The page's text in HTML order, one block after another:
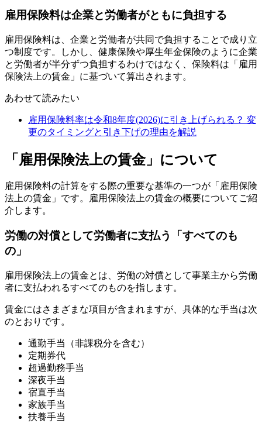
雇用保険料は企業と労働者がともに負担する
雇用保険料は、企業と労働者が共同で負担することで成り立
つ制度です。しかし、健康保険や厚生年金保険のように企業
と労働者が半分ずつ負担するわけではなく、保険料は「雇用
保険法上の賃金」に基づいて算出されます。
あわせて読みたい
雇用保険料率は令和8年度(2026)に引き上げられる？ 変
更のタイミングと引き下げの理由を解説
「雇用保険法上の賃金」について
雇用保険料の計算をする際の重要な基準の一つが「雇用保険
法上の賃金」です。雇用保険法上の賃金の概要についてご紹
介します。
労働の対償として労働者に支払う「すべてのも
の」
雇用保険法上の賃金とは、労働の対償として事業主から労働
者に支払われるすべてのものを指します。
賃金にはさまざまな項目が含まれますが、具体的な手当は次
のとおりです。
通勤手当（非課税分を含む）
定期券代
超過勤務手当
深夜手当
宿直手当
家族手当
扶養手当